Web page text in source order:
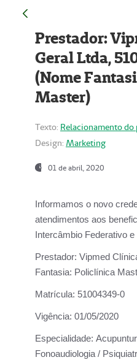
Prestador:
Geral Ltda,
(Nome
Master)
Texto: Relacionamento do
Design: Marketing
01 de abril, 2020
Informamos o novo
atendimentos aos
Intercâmbio Federativo
Prestador: Vipmed
Fantasia: Policlínica
Matrícula: 51004349-0
Vigência: 01/05/2020
Especialidade:
Fonoaudiologia /